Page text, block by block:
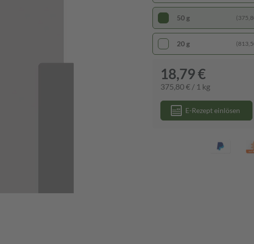
50 g
20 g
18,79 €
375,80 € / 1 kg
E-Rezept einlösen